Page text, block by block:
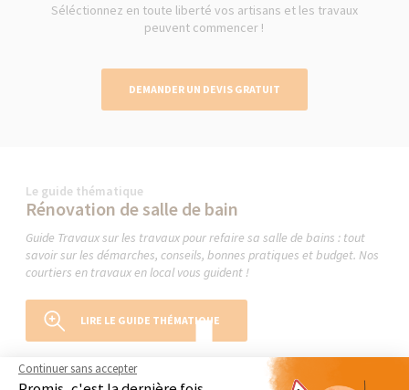
Séléctionnez en toute liberté vos artisans et les travaux
peuvent commencer !
DEMANDER UN DEVIS GRATUIT
Le guide thématique
Rénovation de salle de bain
Guide Travaux sur les travaux pour refaire sa salle de bains : tout
savoir sur les démarches, conseils, bonnes pratiques et budget. Nos
courtiers en travaux en local vous guident !
LIRE LE GUIDE THÉMATIQUE
Continuer sans accepter